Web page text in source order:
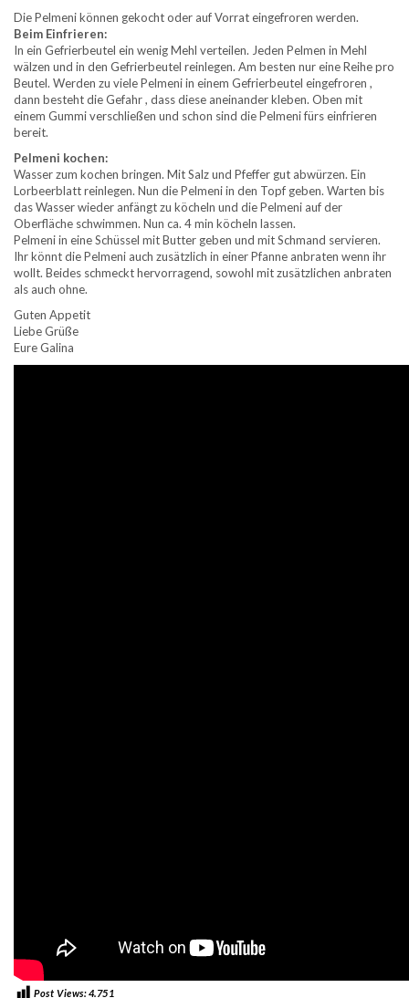
Die Pelmeni können gekocht oder auf Vorrat eingefroren werden.
Beim Einfrieren:
In ein Gefrierbeutel ein wenig Mehl verteilen. Jeden Pelmen in Mehl
wälzen und in den Gefrierbeutel reinlegen. Am besten nur eine Reihe pro
Beutel. Werden zu viele Pelmeni in einem Gefrierbeutel eingefroren ,
dann besteht die Gefahr , dass diese aneinander kleben. Oben mit
einem Gummi verschließen und schon sind die Pelmeni fürs einfrieren
bereit.
Pelmeni kochen:
Wasser zum kochen bringen. Mit Salz und Pfeffer gut abwürzen. Ein
Lorbeerblatt reinlegen. Nun die Pelmeni in den Topf geben. Warten bis
das Wasser wieder anfängt zu köcheln und die Pelmeni auf der
Oberfläche schwimmen. Nun ca. 4 min köcheln lassen.
Pelmeni in eine Schüssel mit Butter geben und mit Schmand servieren.
Ihr könnt die Pelmeni auch zusätzlich in einer Pfanne anbraten wenn ihr
wollt. Beides schmeckt hervorragend, sowohl mit zusätzlichen anbraten
als auch ohne.
Guten Appetit
Liebe Grüße
Eure Galina
Post Views:4.751